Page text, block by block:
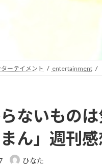
ーテイメント entertainment
らないもの
まん」週刊
ひなた